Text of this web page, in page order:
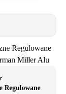
Regulowane